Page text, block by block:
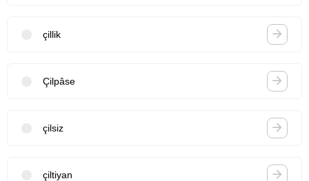
çillik
Çilpâse
çilsiz
çiltiyan